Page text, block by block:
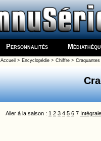
Personnalités
Accueil > Encyclopédie> Chiffre> Craquantes
Aller à la saison : 1 2 3 4 5 6 7 Intégrale